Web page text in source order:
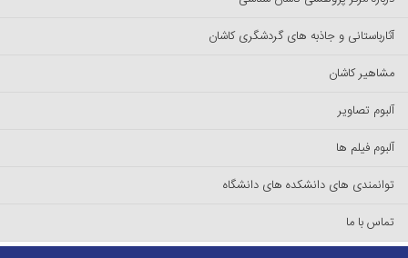
آثارباستانی و جاذبه های گردشگری کاشان
مشاهیر کاشان
آلبوم تصاویر
آلبوم فیلم ها
توانمندی های دانشکده های دانشگاه
تماس با ما